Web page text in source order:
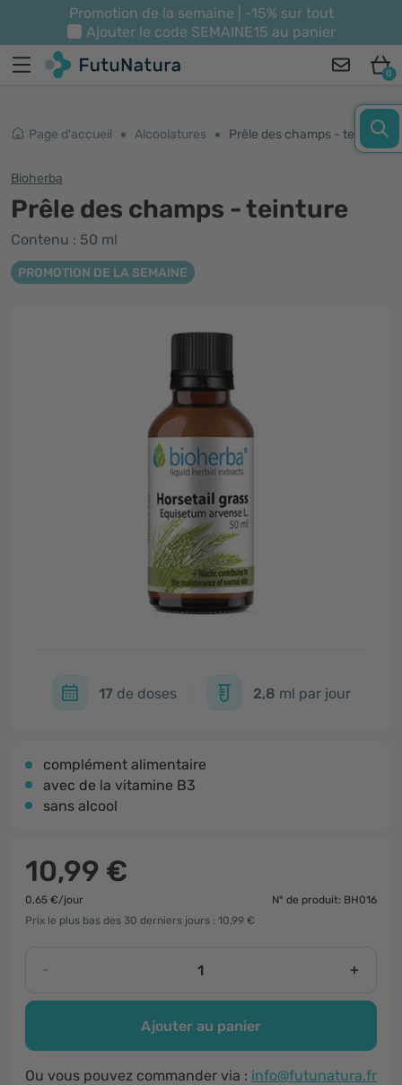
Promotion de la semaine | -15% sur tout
Ajouter le code SEMAINE15 au panier
0
Page d'accueil Alcoolatures Prêle des champs - teinture
Bioherba
Prêle des champs - teinture
Contenu : 50 ml
PROMOTION DE LA SEMAINE
17 de doses 2,8 ml par jour
complément alimentaire
avec de la vitamine B3
sans alcool
10,99 €
0,65 €/jour
N° de produit: BH016
Prix le plus bas des 30 derniers jours : 10,99 €
- +
Ajouter au panier
Ou vous pouvez commander via : info@futunatura.fr